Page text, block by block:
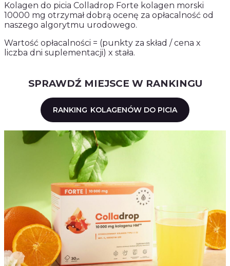
Kolagen do picia Colladrop Forte kolagen morski
10000 mg otrzymał dobrą ocenę za opłacalność od
naszego algorytmu urodowego.
Wartość opłacalności = (punkty za skład / cena x
liczba dni suplementacji) x stała.
SPRAWDŹ MIEJSCE W RANKINGU
RANKING KOLAGENÓW DO PICIA